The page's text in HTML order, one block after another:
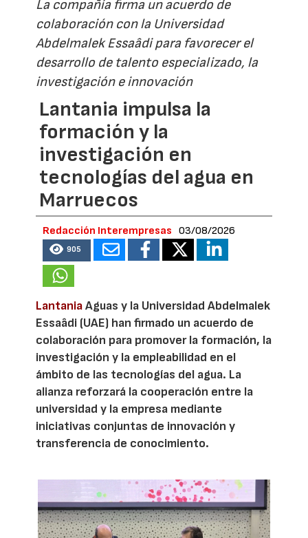
La compañía firma un acuerdo de
colaboración con la Universidad
Abdelmalek Essaâdi para favorecer el
desarrollo de talento especializado, la
investigación e innovación
Lantania impulsa la
formación y la
investigación en
tecnologías del agua en
Marruecos
Redacción Interempresas 03/08/2026
905
LantaniaAguas y la Universidad Abdelmalek
Essaâdi (UAE) han firmado un acuerdo de
colaboración para promover la formación, la
investigación y la empleabilidad en el
ámbito de las tecnologías del agua. La
alianza reforzará la cooperación entre la
universidad y la empresa mediante
iniciativas conjuntas de innovación y
transferencia de conocimiento.